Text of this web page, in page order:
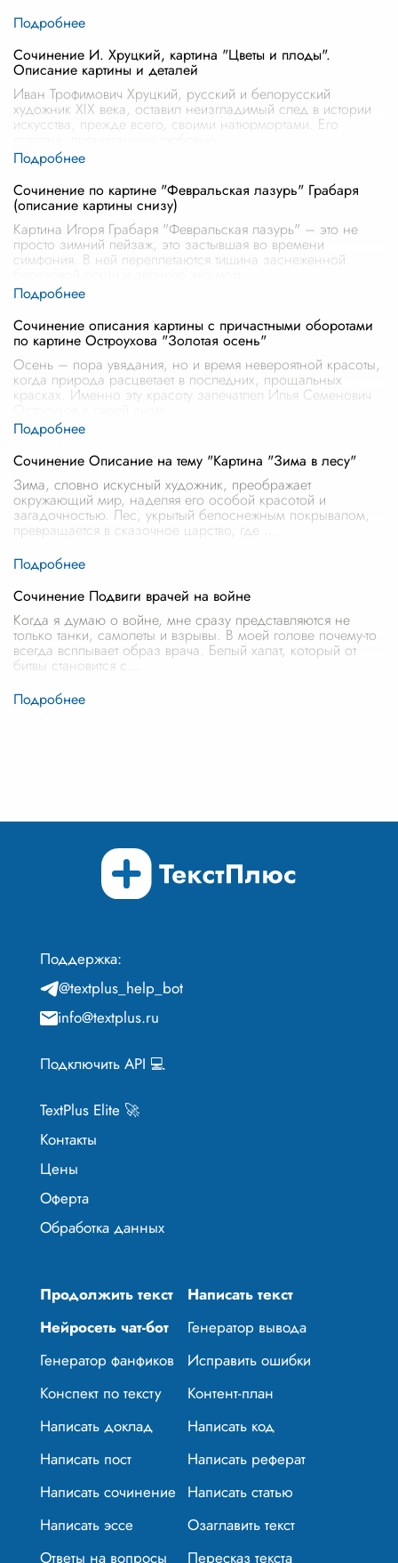
Сочинение И. Хруцкий, картина "Цветы и плоды".
Описание картины и деталей
Иван Трофимович Хруцкий, русский и белорусский
художник XIX века, оставил неизгладимый след в истории
искусства, прежде всего, своими натюрмортами. Его
Сочинение по картине "Февральская лазурь" Грабаря
(описание картины снизу)
Картина Игоря Грабаря "Февральская лазурь" – это не
просто зимний пейзаж, это застывшая во времени
симфония. В ней переплетаются тишина заснеженной
Сочинение описания картины с причастными оборотами
по картине Остроухова "Золотая осень"
Осень – пора увядания, но и время невероятной красоты,
когда природа расцветает в последних, прощальных
красках. Именно эту красоту запечатлел Илья Семенович
Сочинение Описание на тему "Картина "Зима в лесу"
Зима, словно искусный художник, преображает
окружающий мир, наделяя его особой красотой и
загадочностью. Лес, укрытый белоснежным покрывалом,
превращается в сказочное царство, где
Сочинение Подвиги врачей на войне
Когда я думаю о войне, мне сразу представляются не
только танки, самолеты и взрывы. В моей голове почему-то
всегда всплывает образ врача. Белый халат, который от
битвы становится с
Поддержка:
@textplus_help_bot
info@textplus.ru
Подключить API 💻
TextPlus Elite 🚀
Контакты
Цены
Оферта
Обработка данных
Продолжить текст
Написать текст
Нейросеть чат-бот
Генератор вывода
Генератор фанфиков
Исправить ошибки
Конспект по тексту
Контент-план
Написать доклад
Написать код
Написать пост
Написать реферат
Написать сочинение Написать статью
Написать эссе
Озаглавить текст
Ответы на вопросы
Пересказ текста